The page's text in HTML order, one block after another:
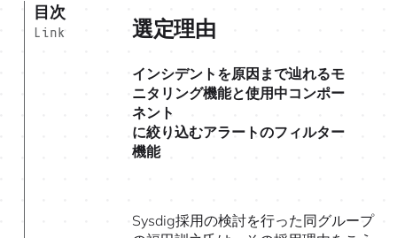
目次
Link 選定理由
インシデントを原因まで辿れるモ
ニタリング機能と使用中コンポー
ネント
に絞り込むアラートのフィルター
機能
Sysdig採用の検討を行った同グループ